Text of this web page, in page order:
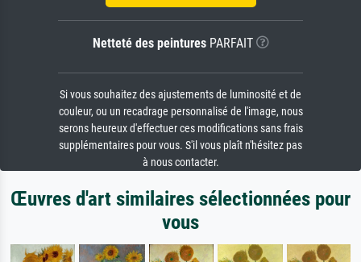
Netteté des peinturesPARFAIT
Si vous souhaitez des ajustements de luminosité et de
couleur, ou un recadrage personnalisé de l'image, nous
serons heureux d'effectuer ces modifications sans frais
supplémentaires pour vous. S'il vous plaît n'hésitez pas
à nous contacter.
Œuvres d'art similaires sélectionnées pour
vous